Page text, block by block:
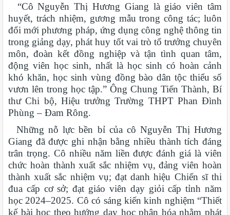
“Cô Nguyễn Thị Hương Giang là giáo viên tâm
huyết, trách nhiệm, gương mẫu trong công tác; luôn
đổi mới phương pháp, ứng dụng công nghệ thông tin
trong giảng dạy, phát huy tốt vai trò tổ trưởng chuyên
môn, đoàn kết đồng nghiệp và tận tình quan tâm,
động viên học sinh, nhất là học sinh có hoàn cảnh
khó khăn, học sinh vùng đồng bào dân tộc thiểu số
vươn lên trong học tập.” Ông Chung Tiến Thành, Bí
thư Chi bộ, Hiệu trưởng Trường THPT Phan Đình
Phùng – Đam Rông.
Những nỗ lực bền bỉ của cô Nguyễn Thị Hương
Giang đã được ghi nhận bằng nhiều thành tích đáng
trân trọng. Cô nhiều năm liền được đánh giá là viên
chức hoàn thành xuất sắc nhiệm vụ, đảng viên hoàn
thành xuất sắc nhiệm vụ; đạt danh hiệu Chiến sĩ thi
đua cấp cơ sở; đạt giáo viên dạy giỏi cấp tỉnh năm
học 2024–2025. Cô có sáng kiến kinh nghiệm “Thiết
kế bài học theo hướng dạy học phân hóa nhằm phát